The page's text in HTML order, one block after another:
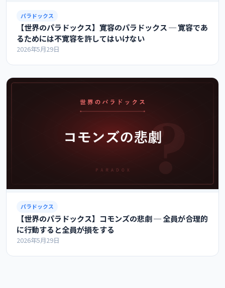
パラドックス
【世界のパラドックス】寛容のパラドックス ─ 寛容であ
るためには不寛容を許してはいけない
2026年5月29日
パラドックス
【世界のパラドックス】コモンズの悲劇 ─ 全員が合理的
に行動すると全員が損をする
2026年5月29日